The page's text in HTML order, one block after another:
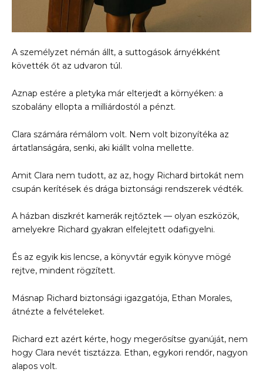
A személyzet némán állt, a suttogások árnyékként
követték őt az udvaron túl.
Aznap estére a pletyka már elterjedt a környéken: a
szobalány ellopta a milliárdostól a pénzt.
Clara számára rémálom volt. Nem volt bizonyítéka az
ártatlanságára, senki, aki kiállt volna mellette.
Amit Clara nem tudott, az az, hogy Richard birtokát nem
csupán kerítések és drága biztonsági rendszerek védték.
A házban diszkrét kamerák rejtőztek — olyan eszközök,
amelyekre Richard gyakran elfelejtett odafigyelni.
És az egyik kis lencse, a könyvtár egyik könyve mögé
rejtve, mindent rögzített.
Másnap Richard biztonsági igazgatója, Ethan Morales,
átnézte a felvételeket.
Richard ezt azért kérte, hogy megerősítse gyanúját, nem
hogy Clara nevét tisztázza. Ethan, egykori rendőr, nagyon
alapos volt.